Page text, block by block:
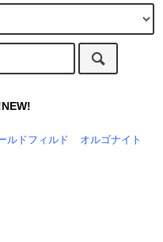
ルドフィルド オルゴナイト